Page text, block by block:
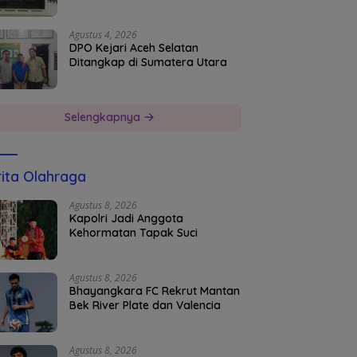
Agustus 4, 2026
DPO Kejari Aceh Selatan
Ditangkap di Sumatera Utara
Selengkapnya
Olahraga
Agustus 8, 2026
Kapolri Jadi Anggota
Kehormatan Tapak Suci
Agustus 8, 2026
Bhayangkara FC Rekrut Mantan
Bek River Plate dan Valencia
Agustus 8, 2026